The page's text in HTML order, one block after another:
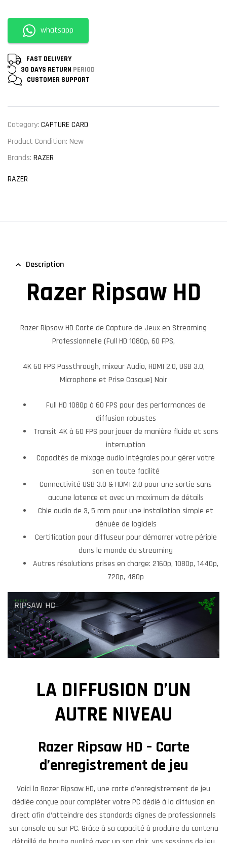
whatsapp
FAST DELIVERY
30 DAYS RETURN PERIOD
CUSTOMER SUPPORT
Category: CAPTURE CARD
Product Condition: New
Brands: RAZER
RAZER
Description
Razer Ripsaw HD
Razer Ripsaw HD Carte de Capture de Jeux en Streaming
Professionnelle (Full HD 1080p, 60 FPS,
4K 60 FPS Passthrough, mixeur Audio, HDMI 2.0, USB 3.0,
Microphone et Prise Casque) Noir
Full HD 1080p à 60 FPS pour des performances de
diffusion robustes
Transit 4K à 60 FPS pour jouer de manière fluide et sans
interruption
Capacités de mixage audio intégrales pour gérer votre
son en toute facilité
Connectivité USB 3.0 & HDMI 2.0 pour une sortie sans
aucune latence et avec un maximum de détails
Cble audio de 3, 5 mm pour une installation simple et
dénuée de logiciels
Certification pour diffuseur pour démarrer votre périple
dans le monde du streaming
Autres résolutions prises en charge: 2160p, 1080p, 1440p,
720p, 480p
LA DIFFUSION D’UN
AUTRE NIVEAU
Razer Ripsaw HD – Carte
d’enregistrement de jeu
Voici la Razer Ripsaw HD, une carte d’enregistrement de jeu
dédiée conçue pour compléter votre PC dédié à la diffusion en
direct afin d’atteindre des standards dignes de professionnels
sur console ou sur PC. Grâce à sa capacité à produire du contenu